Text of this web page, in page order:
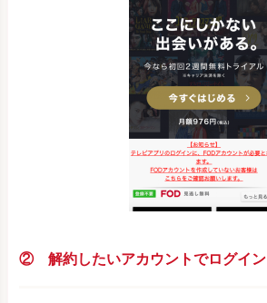
② 解約したいアカウントでログイン